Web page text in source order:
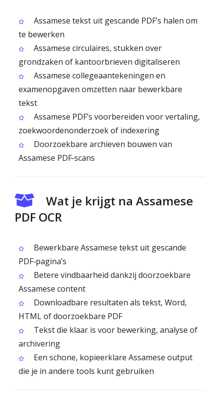
Assamese tekst uit gescande PDF’s halen om
te bewerken
Assamese circulaires, stukken over
grondzaken of kantoorbrieven digitaliseren
Assamese college­aantekeningen en
examenopgaven omzetten naar bewerkbare
tekst
Assamese PDF’s voorbereiden voor vertaling,
zoekwoordenonderzoek of indexering
Doorzoekbare archieven bouwen van
Assamese PDF‑scans
Wat je krijgt na Assamese
PDF OCR
Bewerkbare Assamese tekst uit gescande
PDF‑pagina’s
Betere vindbaarheid dankzij doorzoekbare
Assamese content
Downloadbare resultaten als tekst, Word,
HTML of doorzoekbare PDF
Tekst die klaar is voor bewerking, analyse of
archivering
Een schone, kopieerklare Assamese output
die je in andere tools kunt gebruiken